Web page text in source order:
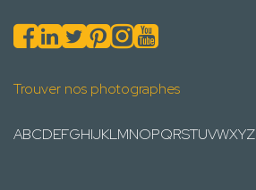
Trouver nos photographes
ABCDEFGHIJKLMNOPQRSTUVWXYZ